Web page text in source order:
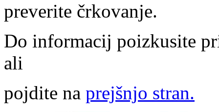
preverite črkovanje.
Do informacij poizkusite
ali
pojdite na prejšnjo stran.